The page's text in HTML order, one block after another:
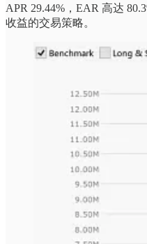
APR 29.44%，EAR 高达
收益的交易策略。